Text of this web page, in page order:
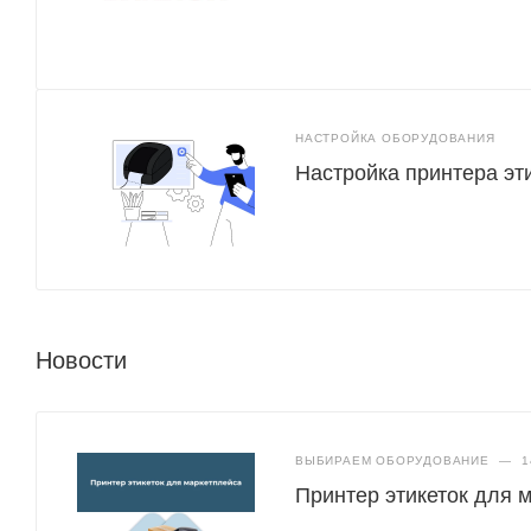
НАСТРОЙКА ОБОРУДОВАНИЯ
Настройка принтера
Новости
ВЫБИРАЕМ ОБОРУДОВАНИЕ —
Принтер этикеток для